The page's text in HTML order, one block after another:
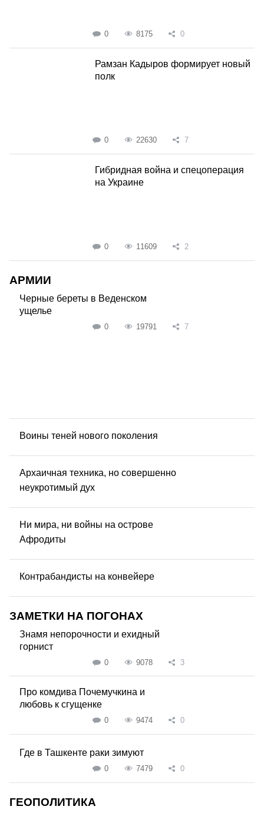
0 8175 0
Рамзан Кадыров формирует новый
полк
0 22630 7
Гибридная война и спецоперация
на Украине
0 11609 2
АРМИИ
Черные береты в Веденском
ущелье
0 19791 7
Воины теней нового поколения
Архаичная техника, но совершенно
неукротимый дух
Ни мира, ни войны на острове
Афродиты
Контрабандисты на конвейере
ЗАМЕТКИ НА ПОГОНАХ
Знамя непорочности и ехидный
горнист
0 9078 3
Про комдива Почемучкина и
любовь к сгущенке
0 9474 0
Где в Ташкенте раки зимуют
0 7479 0
ГЕОПОЛИТИКА